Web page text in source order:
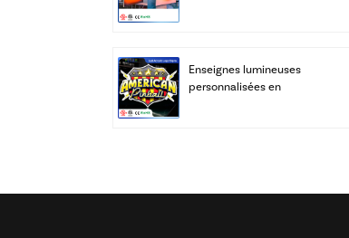
télécommande)
Enseignes lumineuses
personnalisées en